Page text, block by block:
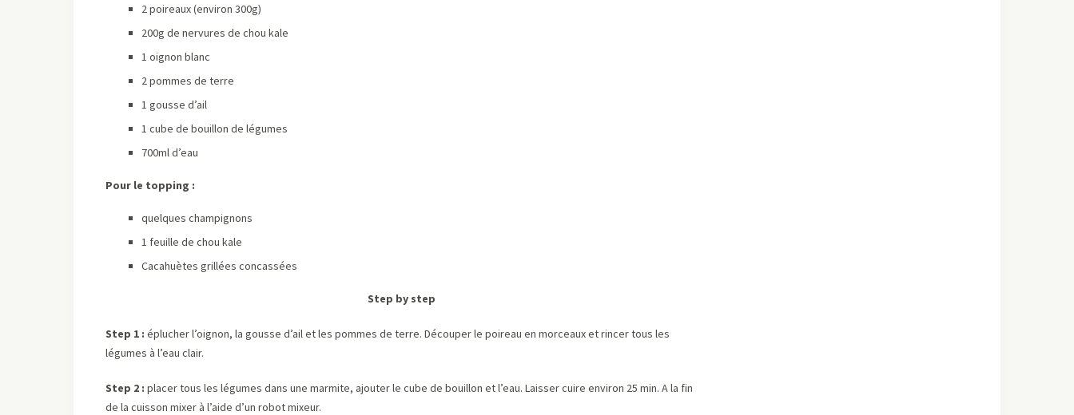
2 poireaux (environ 300g)
200g de nervures de chou kale
1 oignon blanc
2 pommes de terre
1 gousse d’ail
1 cube de bouillon de légumes
700ml d’eau
Pour le topping :
quelques champignons
1 feuille de chou kale
Cacahuètes grillées concassées
Step by step
Step 1 : éplucher l’oignon, la gousse d’ail et les pommes de terre. Découper le poireau en morceaux et rincer tous les
légumes à l’eau clair.
Step 2 : placer tous les légumes dans une marmite, ajouter le cube de bouillon et l’eau. Laisser cuire environ 25 min. A la fin
de la cuisson mixer à l’aide d’un robot mixeur.